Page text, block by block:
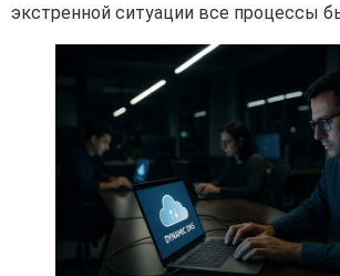
экстренной ситуации все процессы